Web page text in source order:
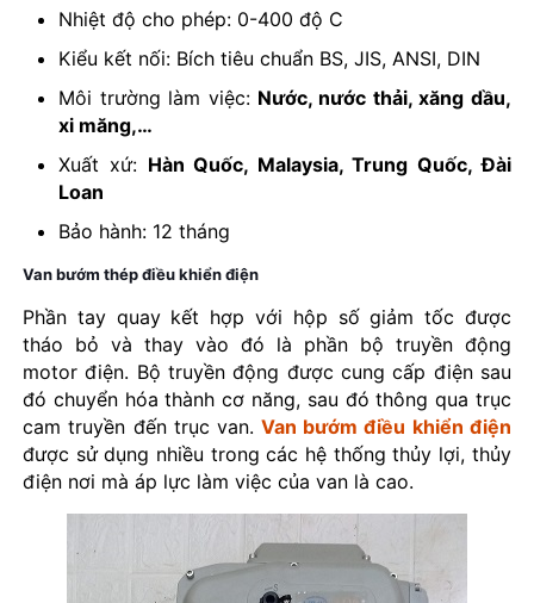
Nhiệt độ cho phép: 0-400 độ C
Kiểu kết nối: Bích tiêu chuẩn BS, JIS, ANSI, DIN
Môi trường làm việc: Nước, nước thải, xăng dầu,
xi măng,…
Xuất xứ: Hàn Quốc, Malaysia, Trung Quốc, Đài
Loan
Bảo hành: 12 tháng
Van bướm thép điều khiển điện
Phần tay quay kết hợp với hộp số giảm tốc được
tháo bỏ và thay vào đó là phần bộ truyền động
motor điện. Bộ truyền động được cung cấp điện sau
đó chuyển hóa thành cơ năng, sau đó thông qua trục
cam truyền đến trục van.Van bướm điều khiển điện
được sử dụng nhiều trong các hệ thống thủy lợi, thủy
điện nơi mà áp lực làm việc của van là cao.